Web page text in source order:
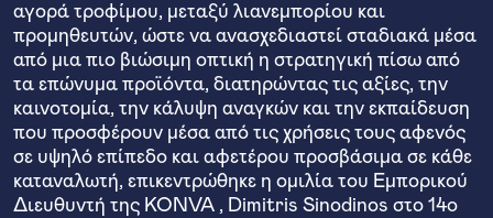
αγορά τροφίμου, μεταξύ λιανεμπορίου και
προμηθευτών, ώστε να ανασχεδιαστεί σταδιακά μέσα
από μια πιο βιώσιμη οπτική η στρατηγική πίσω από
τα επώνυμα προϊόντα, διατηρώντας τις αξίες, την
καινοτομία, την κάλυψη αναγκών και την εκπαίδευση
που προσφέρουν μέσα από τις χρήσεις τους αφενός
σε υψηλό επίπεδο και αφετέρου προσβάσιμα σε κάθε
καταναλωτή, επικεντρώθηκε η ομιλία του Εμπορικού
Διευθυντή της KONVA , Dimitris Sinodinos στο 14ο